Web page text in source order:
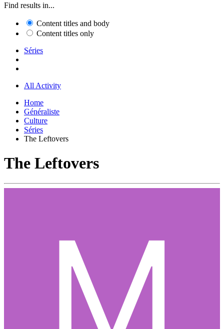
Find results in...
Content titles and body
Content titles only
Séries
All Activity
Home
Généraliste
Culture
Séries
The Leftovers
The Leftovers